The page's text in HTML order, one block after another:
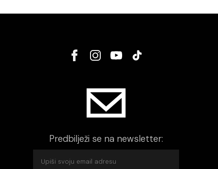
Predbilježi se na newsletter: